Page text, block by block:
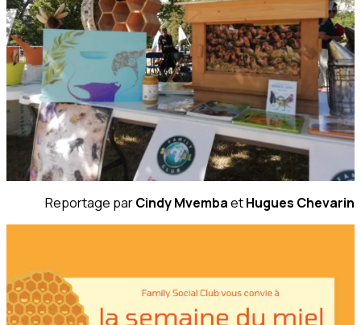
Reportage parCindy MvembaetHugues Chevarin